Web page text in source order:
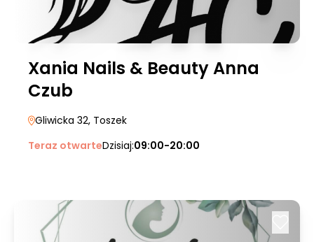
Xania Nails & Beauty Anna
Czub
Gliwicka 32, Toszek
Teraz otwarteDzisiaj:09:00-20:00